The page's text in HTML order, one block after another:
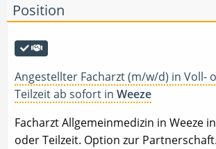
Position
Angestellter Facharzt (m/w/d) in Voll-
Teilzeit ab sofort in Weeze
Facharzt Allgemeinmedizin in Weeze
oder Teilzeit. Option zur Partnerschaft.